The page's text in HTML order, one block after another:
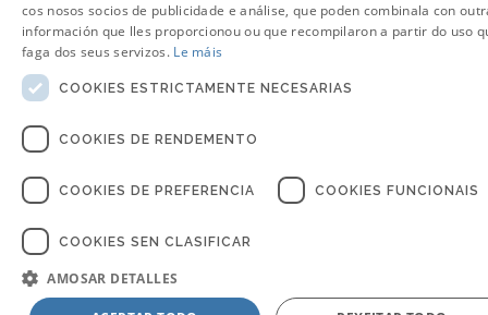
cos nosos socios de publicidade e análise, que poden combinala con
información que lles proporcionou ou que recompilaron a partir do uso
faga dos seus servizos. Le máis
COOKIES ESTRICTAMENTE NECESARIAS
COOKIES DE RENDEMENTO
COOKIES DE PREFERENCIA COOKIES FUNCIONAIS
COOKIES SEN CLASIFICAR
AMOSAR DETALLES